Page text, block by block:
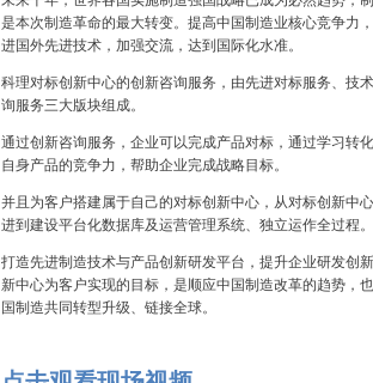
是本次制造革命的最大转变。提高中国制造业核心竞争力
进国外先进技术，加强交流，达到国际化水准。
科理对标创新中心的创新咨询服务，由先进对标服务、技
询服务三大版块组成。
通过创新咨询服务，企业可以完成产品对标，通过学习转
自身产品的竞争力，帮助企业完成战略目标。
并且为客户搭建属于自己的对标创新中心，从对标创新中
进到建设平台化数据库及运营管理系统、独立运作全过程。
打造先进制造技术与产品创新研发平台，提升企业研发创
新中心为客户实现的目标，是顺应中国制造改革的趋势，
国制造共同转型升级、链接全球。